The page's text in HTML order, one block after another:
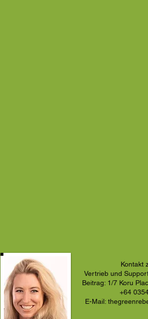
Kontakt
Vertrieb und
Beitrag: 1/7 Koru
+64
E-Mail: